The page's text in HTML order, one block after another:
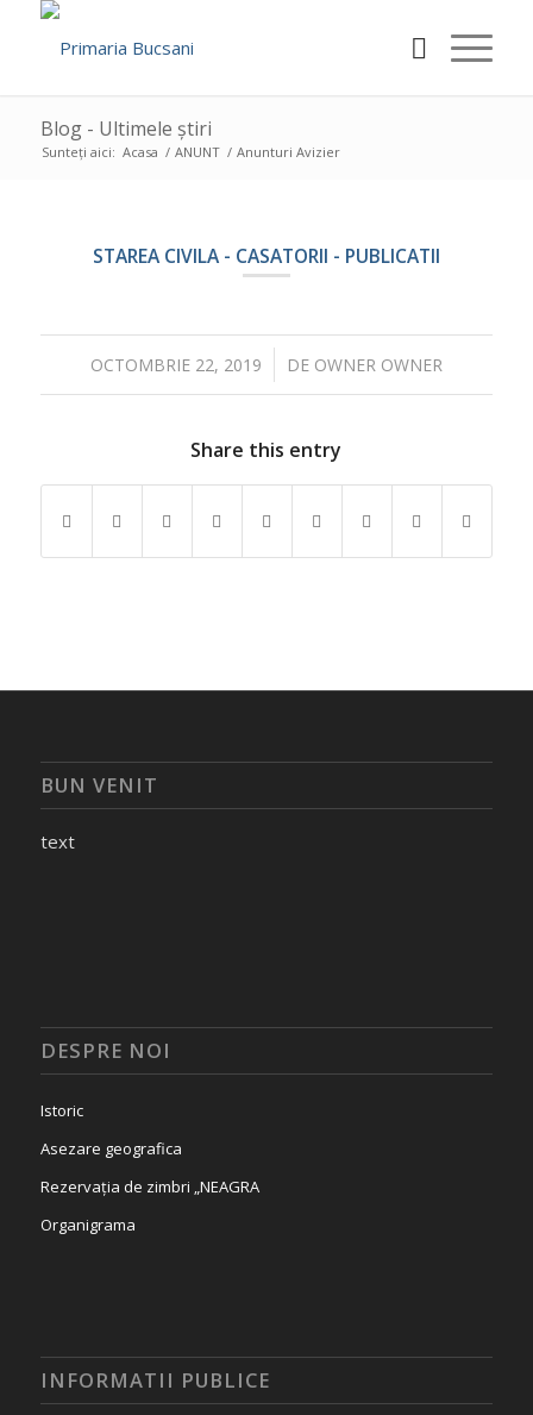
Blog - Ultimele știri
Sunteți aici: Acasa / ANUNT / Anunturi Avizier
STAREA CIVILA - CASATORII - PUBLICATII
OCTOMBRIE 22, 2019
/ DE OWNER OWNER
Share this entry
BUN VENIT
text
DESPRE NOI
Istoric
Asezare geografica
Rezervația de zimbri „NEAGRA
Organigrama
INFORMATII PUBLICE